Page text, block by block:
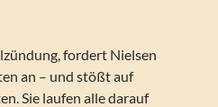
fordert Nielsen
an – und stößt auf
Sie laufen alle darauf